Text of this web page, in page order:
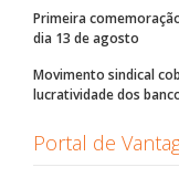
Primeira
dia 13 de agosto
Movimento sindical
lucratividade dos
Portal de